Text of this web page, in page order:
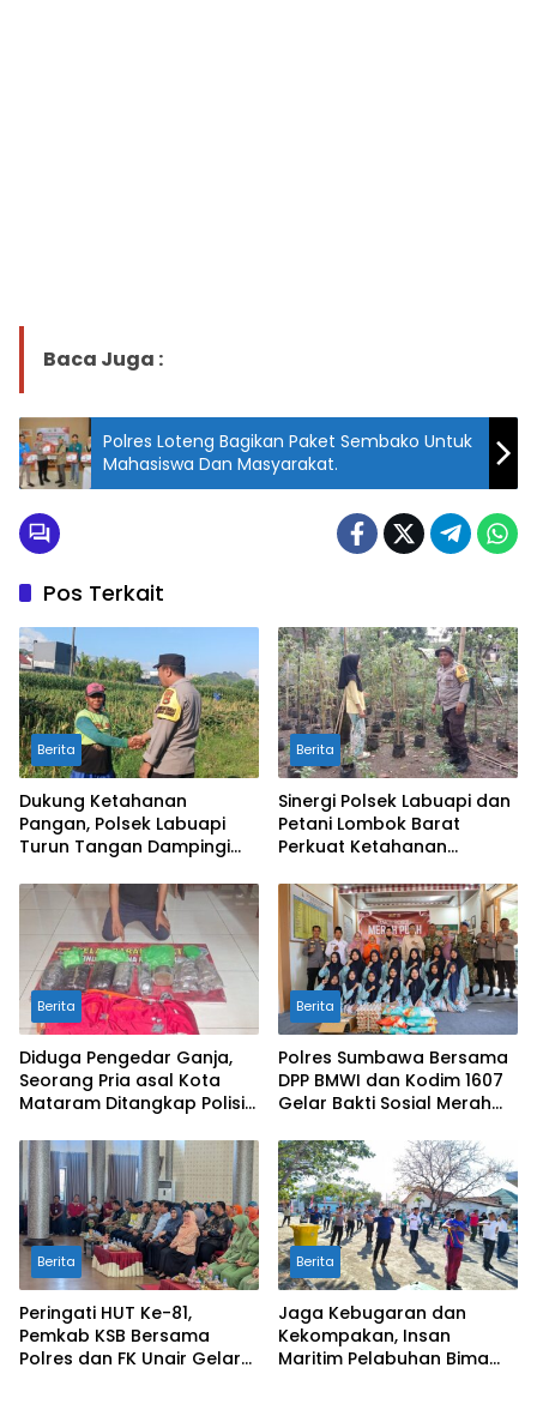
Baca Juga :
Polres Loteng Bagikan Paket Sembako Untuk
Mahasiswa Dan Masyarakat.
Pos Terkait
Berita
Dukung Ketahanan
Pangan, Polsek Labuapi
Turun Tangan Dampingi
Bongkot
Berita
Sinergi Polsek Labuapi dan
Petani Lombok Barat
Perkuat Ketahanan
Berita
Diduga Pengedar Ganja,
Seorang Pria asal Kota
Mataram Ditangkap Polisi
Berita
Polres Sumbawa Bersama
DPP BMWI dan Kodim 1607
Gelar Bakti Sosial Merah
Hidayatullah
Berita
Peringati HUT Ke-81,
Pemkab KSB Bersama
Polres dan FK Unair Gelar
Berita
Jaga Kebugaran dan
Kekompakan, Insan
Maritim Pelabuhan Bima